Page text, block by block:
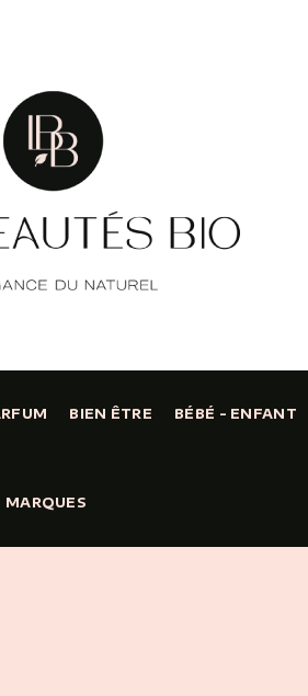
BIEN ÊTRE BÉBÉ - ENFANT
MARQUES